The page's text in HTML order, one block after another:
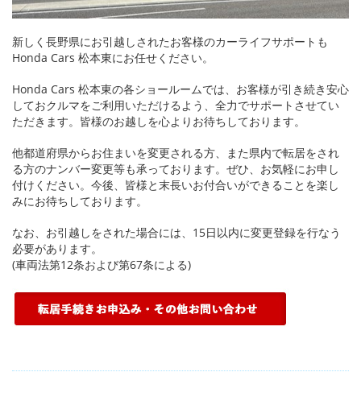
新しく長野県にお引越しされたお客様のカーライフサポートも
Honda Cars 松本東にお任せください。
Honda Cars 松本東の各ショールームでは、お客様が引き続き安心
しておクルマをご利用いただけるよう、全力でサポートさせてい
ただきます。皆様のお越しを心よりお待ちしております。
他都道府県からお住まいを変更される方、また県内で転居をされ
る方のナンバー変更等も承っております。ぜひ、お気軽にお申し
付けください。今後、皆様と末長いお付合いができることを楽し
みにお待ちしております。
なお、お引越しをされた場合には、15日以内に変更登録を行なう
必要があります。
(車両法第12条および第67条による)